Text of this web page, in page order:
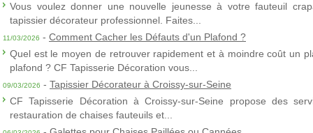
Vous voulez donner une nouvelle jeunesse à votre fauteuil
tapissier décorateur professionnel. Faites...
11/03/2026 - Comment Cacher les Défauts d'un Plafond ?
Quel est le moyen de retrouver rapidement et à moindre coût un
plafond ? CF Tapisserie Décoration vous...
09/03/2026 - Tapissier Décorateur à Croissy-sur-Seine
CF Tapisserie Décoration à Croissy-sur-Seine propose des
restauration de chaises fauteuils et...